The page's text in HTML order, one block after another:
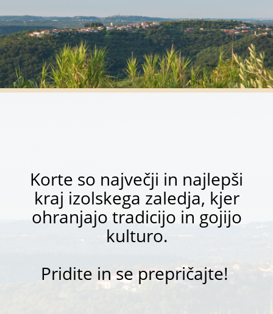
Korte so največji in najlepši
kraj izolskega zaledja, kjer
ohranjajo tradicijo in gojijo
kulturo.
Pridite in se prepričajte!